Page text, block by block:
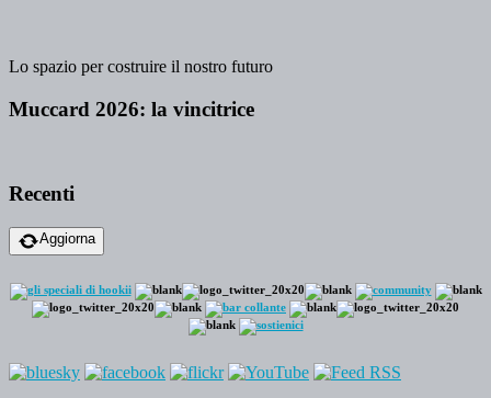
Lo spazio per costruire il nostro futuro
Muccard 2026: la vincitrice
Recenti
Aggiorna